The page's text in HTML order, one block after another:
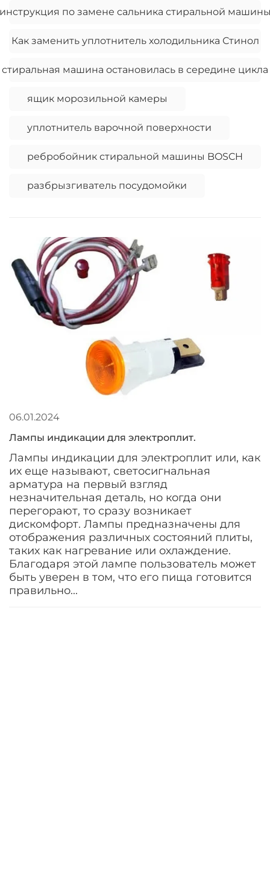
по замене сальника стиральной
Как заменить уплотнитель холодильника Стинол
стиральная машина остановилась в середине цикла
ящик морозильной камеры
уплотнитель варочной поверхности
ребробойник стиральной машины BOSCH
разбрызгиватель посудомойки
06.01.2024
Лампы индикации для электроплит.
Лампы индикации для электроплит или, как
их еще называют, светосигнальная
арматура на первый взгляд
незначительная деталь, но когда они
перегорают, то сразу возникает
дискомфорт. Лампы предназначены для
отображения различных состояний плиты,
таких как нагревание или охлаждение.
Благодаря этой лампе пользователь может
быть уверен в том, что его пища готовится
правильно...